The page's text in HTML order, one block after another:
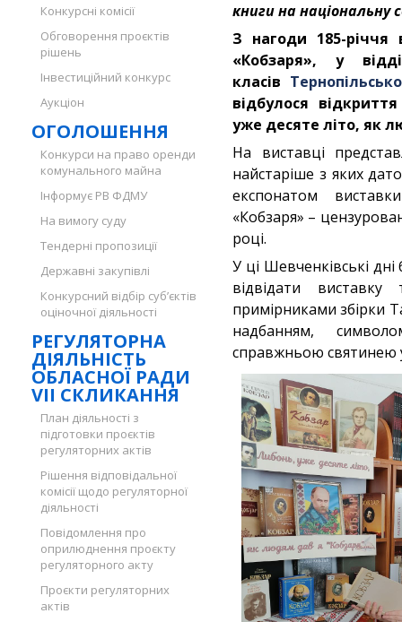
Конкурсні комісії
Обговорення проєктів
рішень
Інвестиційний конкурс
Аукціон
ОГОЛОШЕННЯ
Конкурси на право оренди
комунального майна
Інформує РВ ФДМУ
На вимогу суду
Тендерні пропозиції
Державні закупівлі
Конкурсний відбір суб’єктів
оціночної діяльності
РЕГУЛЯТОРНА
ДІЯЛЬНІСТЬ
ОБЛАСНОЇ РАДИ
VII СКЛИКАННЯ
План діяльності з
підготовки проєктів
регуляторних актів
Рішення відповідальної
комісії щодо регуляторної
діяльності
Повідомлення про
оприлюднення проєкту
регуляторного акту
Проєкти регуляторних
актів
книги на національну
З нагоди 185-
«Кобзаря», у
класів
відбулося
уже десяте літо, як
На виставці
найстаріше з яких
експонатом
«Кобзаря» –
році.
У ці Шевченківські дні
відвідати
примірниками збірки
надбанням,
справжньою святинею